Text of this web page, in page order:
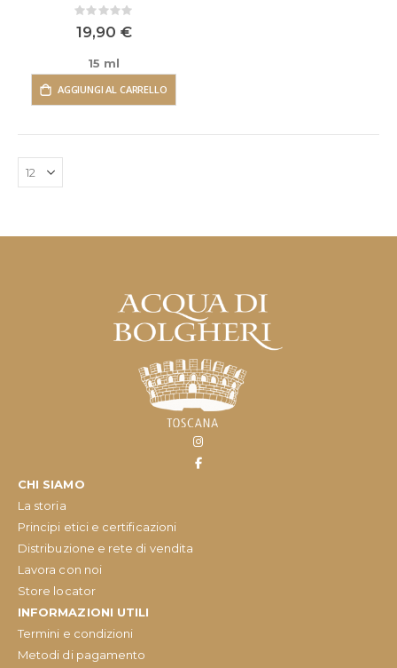
Rating:
0%
19,90 €
15 ml
AGGIUNGI AL CARRELLO
CHI SIAMO
La storia
Principi etici e certificazioni
Distribuzione e rete di vendita
Lavora con noi
Store locator
INFORMAZIONI UTILI
Termini e condizioni
Metodi di pagamento